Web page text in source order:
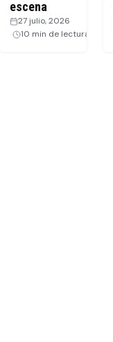
escena
27 julio, 2026
10 min de lectura